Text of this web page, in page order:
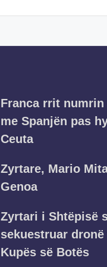
Franca rrit
me Spanjën pas
Ceuta
Zyrtare, Mario
Genoa
Zyrtari i Shtëpisë
sekuestruar
Kupës së Botës